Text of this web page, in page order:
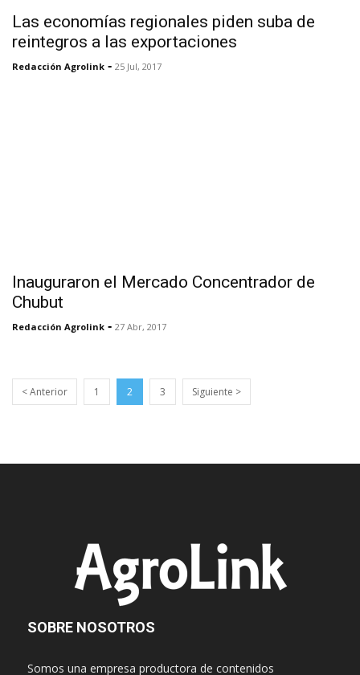
Las economías regionales piden suba de
reintegros a las exportaciones
Redacción Agrolink - 25 Jul, 2017
Inauguraron el Mercado Concentrador de
Chubut
Redacción Agrolink - 27 Abr, 2017
< Anterior 1 2 3 Siguiente >
SOBRE NOSOTROS
Somos una empresa productora de contenidos